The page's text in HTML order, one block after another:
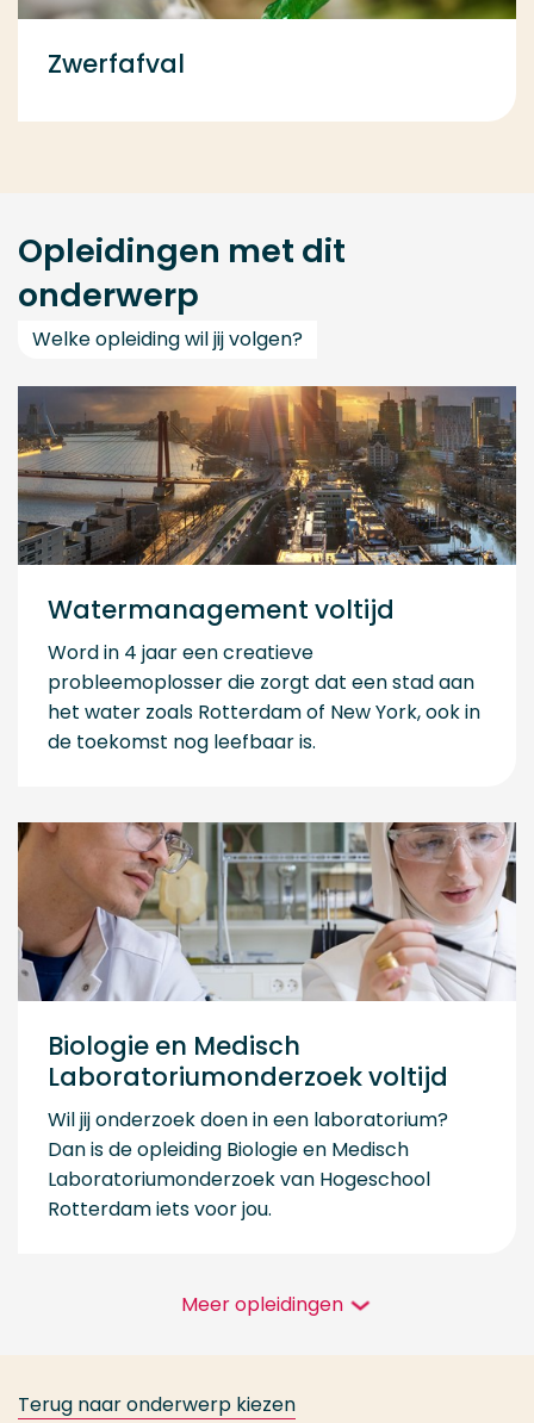
Zwerfafval
Opleidingen met dit
onderwerp
Welke opleiding wil jij volgen?
Watermanagement voltijd
Word in 4 jaar een creatieve
probleemoplosser die zorgt dat een stad aan
het water zoals Rotterdam of New York, ook in
de toekomst nog leefbaar is.
Biologie en Medisch
Laboratoriumonderzoek voltijd
Wil jij onderzoek doen in een laboratorium?
Dan is de opleiding Biologie en Medisch
Laboratoriumonderzoek van Hogeschool
Rotterdam iets voor jou.
Meer opleidingen
Terug naar onderwerp kiezen